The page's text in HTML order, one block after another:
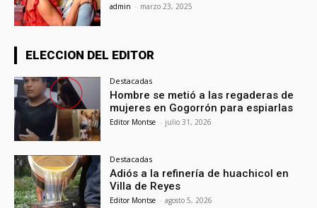
admin - marzo 23, 2025
ELECCION DEL EDITOR
Destacadas
Hombre se metió a las regaderas de
mujeres en Gogorrón para espiarlas
Editor Montse - julio 31, 2026
Destacadas
Adiós a la refinería de huachicol en
Villa de Reyes
Editor Montse - agosto 5, 2026